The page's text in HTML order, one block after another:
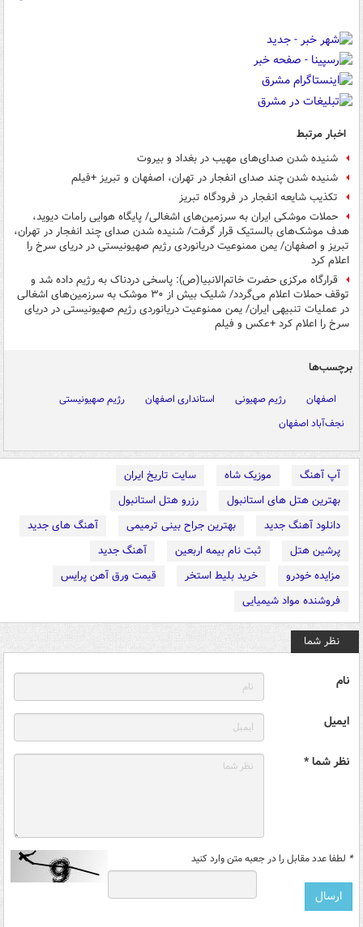
اخبار مرتبط
شنیده شدن صدای‌های مهیب در بغداد و بیروت
شنیده شدن چند صدای انفجار در تهران، اصفهان و تبریز +فیلم
تکذیب شایعه انفجار در فرودگاه تبریز
حملات موشکی ایران به سرزمین‌های اشغالی/ پایگاه هوایی رامات دیوید،
هدف موشک‌های بالستیک قرار گرفت/ شنیده شدن صدای چند انفجار در تهران،
تبریز و اصفهان/ یمن ممنوعیت دریانوردی رژیم صهیونیستی در دریای سرخ را
اعلام کرد
قرارگاه مرکزی حضرت خاتم‌الانبیا(ص): پاسخی دردناک به رژیم داده شد و
توقف حملات اعلام می‌گردد/ شلیک بیش از ۳۰ موشک به سرزمین‌های اشغالی
در عملیات تنبیهی ایران/ یمن ممنوعیت دریانوردی رژیم صهیونیستی در دریای
سرخ را اعلام کرد +عکس و فیلم
برچسب‌ها
اصفهان رژیم صهیونی استانداری اصفهان
رژیم صهیونیستی
نجف‌آباد اصفهان
آپ آهنگ موزیک شاه
سایت تاریخ ایران
بهترین هتل های استانبول
رزرو هتل استانبول
دانلود آهنگ جدید
بهترین جراح بینی ترمیمی
آهنگ های جدید
پرشین هتل
ثبت نام بیمه اربعین
آهنگ جدید
مزایده خودرو
خرید بلیط استخر
قیمت ورق آهن پرایس
فروشنده مواد شیمیایی
نظر شما
نام
ایمیل
نظر شما *
* لطفا عدد مقابل را در جعبه متن وارد کنید